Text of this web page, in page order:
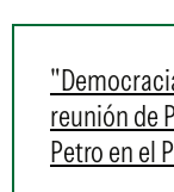
reunión de
Petro en el